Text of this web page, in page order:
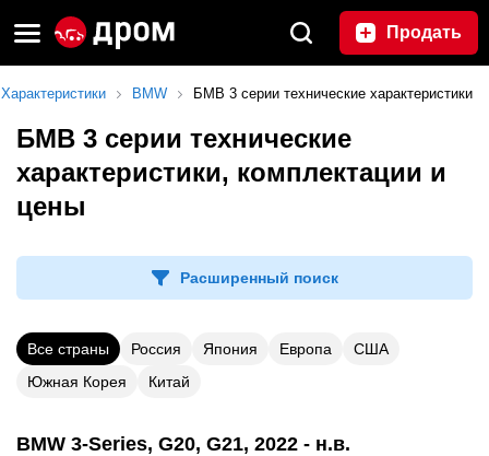
Продать
Характеристики BMW БМВ 3 серии технические характеристики
БМВ 3 серии технические
характеристики, комплектации и
цены
Расширенный поиск
Все страны Россия Япония Европа
США
Южная Корея
Китай
BMW 3-Series, G20, G21, 2022 - н.в.